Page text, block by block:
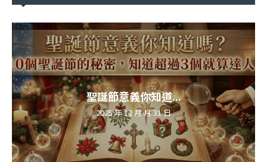
聖誕節意義你知道...
2025 年 12 月 月 31 日